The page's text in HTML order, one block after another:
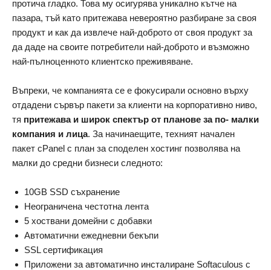
протича гладко. Това му осигурява уникално кътче на
пазара, тъй като притежава невероятно разбиране за своя
продукт и как да извлече най-доброто от своя продукт за
да даде на своите потребители най-доброто и възможно
най-пълноценното клиентско преживяване.
Въпреки, че компанията се е фокусирали основно върху
отдадени сървър пакети за клиенти на корпоративно ниво,
тя притежава и широк спектър от планове за по- малки
компания и лица. За начинаещите, техният начален
пакет cPanel с план за споделен хостинг позволява на
малки до средни бизнеси следното:
10GB SSD съхранение
Неограничена честотна лента
5 хоствани домейни с добавки
Автоматични ежедневни бекъпи
SSL сертификация
Приложени за автоматично инсталиране Softaculous с